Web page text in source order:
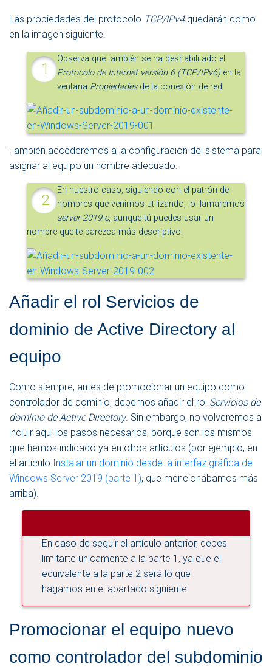
Las propiedades del protocolo TCP/IPv4quedarán como
en la imagen siguiente.
Observa que también se ha deshabilitado el
Protocolo de Internet versión 6 (TCP/IPv6) en la
ventana Propiedadesde la conexión de red.
También accederemos a la configuración del sistema para
asignar al equipo un nombre adecuado.
En nuestro caso, siguiendo con el patrón de
nombres que venimos utilizando, lo llamaremos
server-2019-c, aunque tú puedes usar un
nombre que te parezca más descriptivo.
Añadir el rol Servicios de
dominio de Active Directory al
equipo
Como siempre, antes de promocionar un equipo como
controlador de dominio, debemos añadir el rol Servicios de
dominio de Active Directory. Sin embargo, no volveremos a
incluir aquí los pasos necesarios, porque son los mismos
que hemos indicado ya en otros artículos (por ejemplo, en
el artículo Instalar un dominio desde la interfaz gráfica de
Windows Server 2019 (parte 1), que mencionábamos más
arriba).
En caso de seguir el artículo anterior, debes
limitarte únicamente a la parte 1, ya que el
equivalente a la parte 2 será lo que
hagamos en el apartado siguiente.
Promocionar el equipo nuevo
como controlador del subdominio